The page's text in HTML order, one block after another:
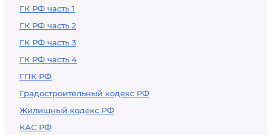
ГК РФ часть 1
ГК РФ часть 2
ГК РФ часть 3
ГК РФ часть 4
ГПК РФ
Градостроительный кодекс РФ
Жилищный кодекс РФ
КАС РФ